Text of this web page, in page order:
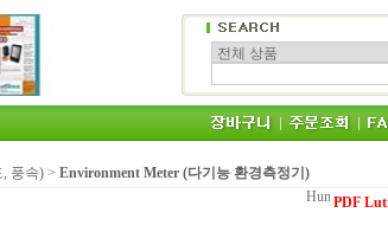
, 풍속) > Environment Meter (다기능 환경측정기)
PDF